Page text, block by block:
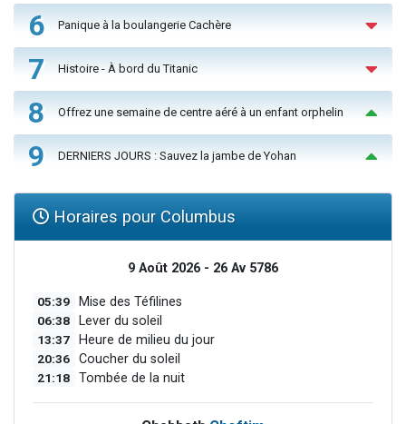
6 Panique à la boulangerie Cachère
7 Histoire - À bord du Titanic
8 Offrez une semaine de centre aéré à un enfant orphelin
9 DERNIERS JOURS : Sauvez la jambe de Yohan
Horaires pour Columbus
9 Août 2026 - 26 Av 5786
05:39 Mise des Téfilines
06:38 Lever du soleil
13:37 Heure de milieu du jour
20:36 Coucher du soleil
21:18 Tombée de la nuit